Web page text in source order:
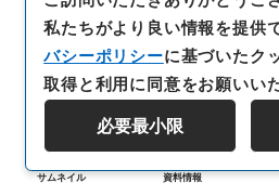
サムネイル 資料情報
私たちがより良い情報を提供
バシーポリシーに基づいたク
取得と利用に同意をお願いい
必要最小限